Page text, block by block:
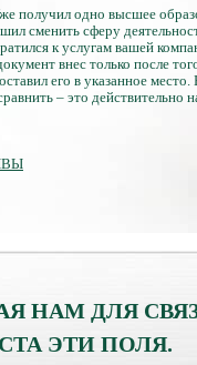
получил одно высшее
сменить сферу
к услугам вашей
внес только после
его в указанное
– это действительно
НАМ ДЛЯ
ЭТИ ПОЛЯ.